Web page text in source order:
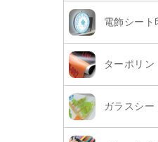
電飾シート
ターポリン
ガラスシー